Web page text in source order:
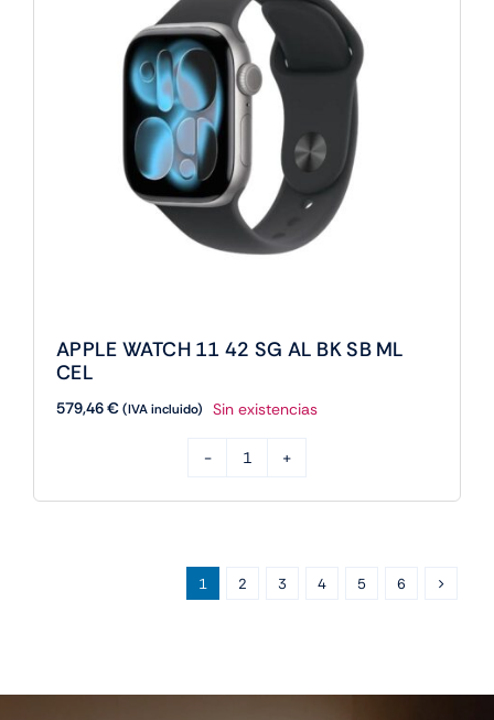
LB
SM
GPS
cantidad
APPLE WATCH 11 42 SG AL BK SB ML
CEL
579,46€(IVA incluido) Sin existencias
WATCH
SG
1 2 3 4 5 6